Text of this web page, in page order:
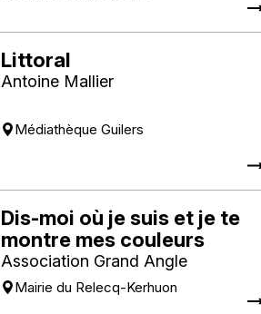
Littoral
Antoine Mallier
Médiathèque Guilers
Dis-moi où je suis et je te
montre mes couleurs
Association Grand Angle
Mairie du Relecq-Kerhuon